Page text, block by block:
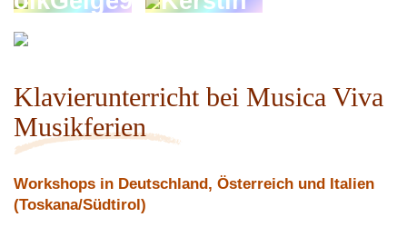
Klavierunterricht bei Musica Viva
Musikferien
Workshops in Deutschland, Österreich und Italien
(Toskana/Südtirol)